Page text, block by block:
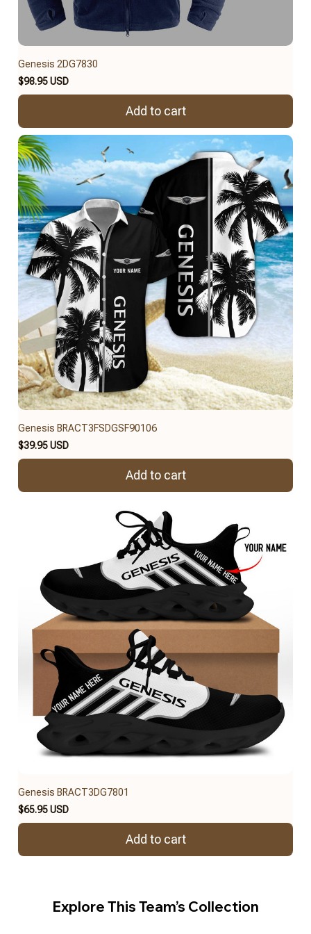
Genesis 2DG7830
$98.95 USD
Add to cart
Genesis BRACT3FSDGSF90106
$39.95 USD
Add to cart
Genesis BRACT3DG7801
$65.95 USD
Add to cart
Explore This Team’s Collection